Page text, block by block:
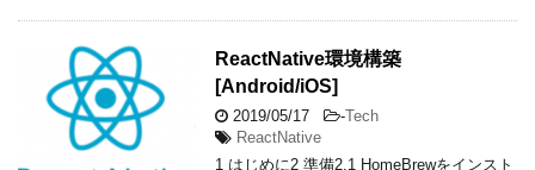
ReactNative環境構築
[Android/iOS]
2019/05/17 -Tech
ReactNative
1 はじめに2 準備2.1 HomeBrewをインスト